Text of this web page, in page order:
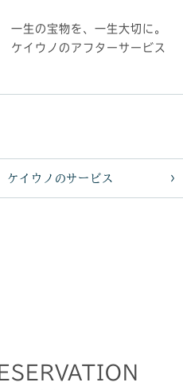
一生の宝物を、一生大切に。
ケイウノのアフターサービス
ケイウノのサービス